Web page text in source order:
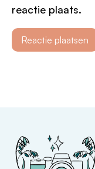
reactie plaats.